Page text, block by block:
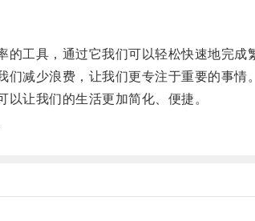
具，通过它我们可以轻松快速地完成
减少浪费，让我们更专注于重要的事情。
让我们的生活更加简化、便捷。